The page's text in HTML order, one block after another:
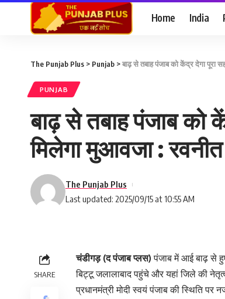
Home India
The Punjab Plus > Punjab >बाढ़ से तबाह पंजाब को केंद्र देगा पूरा
PUNJAB
बाढ़ से तबाह पंजाब को
मिलेगा मुआवजा :
Last updated: 2025/09/15 at 10:55 AM
The Punjab Plus
SHARE
चंडीगड़ (द पंजाब प्लस) पंजाब में आई बाढ़ से
बिट्टू जलालाबाद पहुंचे और यहां जिले की
प्रधानमंत्री मोदी स्वयं पंजाब की स्थिति